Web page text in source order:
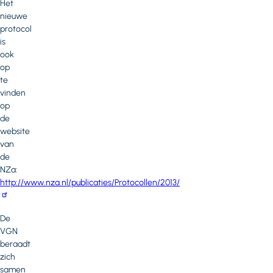
Het
nieuwe
protocol
is
ook
op
te
vinden
op
de
website
van
de
NZa:
http://www.nza.nl/publicaties/Protocollen/2013/
De
VGN
beraadt
zich
samen